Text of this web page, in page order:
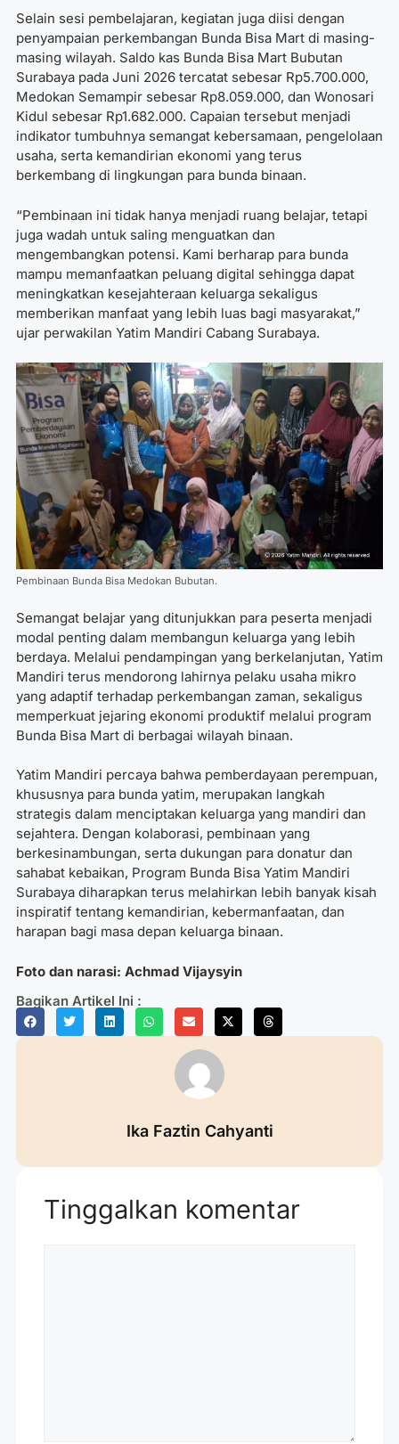
Selain sesi pembelajaran, kegiatan juga diisi dengan
penyampaian perkembangan Bunda Bisa Mart di masing-
masing wilayah. Saldo kas Bunda Bisa Mart Bubutan
Surabaya pada Juni 2026 tercatat sebesar Rp5.700.000,
Medokan Semampir sebesar Rp8.059.000, dan Wonosari
Kidul sebesar Rp1.682.000. Capaian tersebut menjadi
indikator tumbuhnya semangat kebersamaan, pengelolaan
usaha, serta kemandirian ekonomi yang terus
berkembang di lingkungan para bunda binaan.
“Pembinaan ini tidak hanya menjadi ruang belajar, tetapi
juga wadah untuk saling menguatkan dan
mengembangkan potensi. Kami berharap para bunda
mampu memanfaatkan peluang digital sehingga dapat
meningkatkan kesejahteraan keluarga sekaligus
memberikan manfaat yang lebih luas bagi masyarakat,”
ujar perwakilan Yatim Mandiri Cabang Surabaya.
Pembinaan Bunda Bisa Medokan Bubutan.
Semangat belajar yang ditunjukkan para peserta menjadi
modal penting dalam membangun keluarga yang lebih
berdaya. Melalui pendampingan yang berkelanjutan, Yatim
Mandiri terus mendorong lahirnya pelaku usaha mikro
yang adaptif terhadap perkembangan zaman, sekaligus
memperkuat jejaring ekonomi produktif melalui program
Bunda Bisa Mart di berbagai wilayah binaan.
Yatim Mandiri percaya bahwa pemberdayaan perempuan,
khususnya para bunda yatim, merupakan langkah
strategis dalam menciptakan keluarga yang mandiri dan
sejahtera. Dengan kolaborasi, pembinaan yang
berkesinambungan, serta dukungan para donatur dan
sahabat kebaikan, Program Bunda Bisa Yatim Mandiri
Surabaya diharapkan terus melahirkan lebih banyak kisah
inspiratif tentang kemandirian, kebermanfaatan, dan
harapan bagi masa depan keluarga binaan.
Foto dan narasi: Achmad Vijaysyin
Bagikan Artikel Ini :
Ika Faztin Cahyanti
Tinggalkan komentar